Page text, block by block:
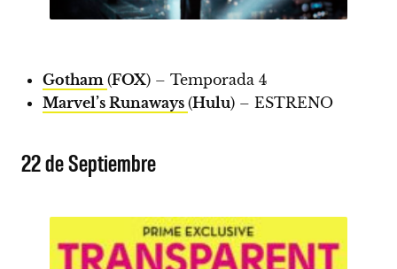
Gotham (FOX) – Temporada 4
Marvel’s Runaways (Hulu) – ESTRENO
22 de Septiembre